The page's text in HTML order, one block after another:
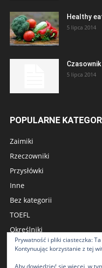
Healthy
5 lipca 2014
5 lipca 2014
POPULARNE
Zaimiki
Rzeczowniki
Przysłówki
Inne
Bez kategorii
TOEFL
Określniki
English in Use
Prywatność i pliki ciasteczka:
Kontynuując korzystanie z tej
Aby dowiedzieć się więcej, w